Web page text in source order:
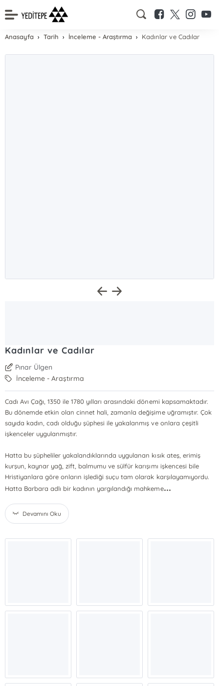
Anasayfa Tarih İnceleme - Araştırma Kadınlar ve Cadılar
Kadınlar ve Cadılar
Pınar Ülgen
İnceleme - Araştırma
Cadı Avı Çağı, 1350 ile 1780 yılları arasındaki dönemi kapsamaktadır.
Bu dönemde etkin olan cinnet hali, zamanla değişime uğramıştır. Çok
sayıda kadın, cadı olduğu şüphesi ile yakalanmış ve onlara çeşitli
işkenceler uygulanmıştır.
Hatta bu şüpheliler yakalandıklarında uygulanan kısık ateş, erimiş
kurşun, kaynar yağ, zift, balmumu ve sülfür karışımı işkencesi bile
Hristiyanlara göre onların işlediği suçu tam olarak karşılayamıyordu.
Hatta Barbara adlı bir kadının yargılandığı mahkeme...
Devamını Oku